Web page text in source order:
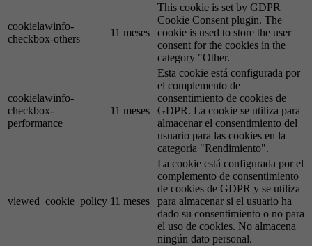
cookielawinfo-
checkbox-others
11 meses
This cookie is set by GDPR
Cookie Consent plugin. The
cookie is used to store the user
consent for the cookies in the
category "Other.
cookielawinfo-
checkbox-
performance
11 meses
Esta cookie está configurada por
el complemento de
consentimiento de cookies de
GDPR. La cookie se utiliza para
almacenar el consentimiento del
usuario para las cookies en la
categoría "Rendimiento".
viewed_cookie_policy 11 meses
La cookie está configurada por el
complemento de consentimiento
de cookies de GDPR y se utiliza
para almacenar si el usuario ha
dado su consentimiento o no para
el uso de cookies. No almacena
ningún dato personal.